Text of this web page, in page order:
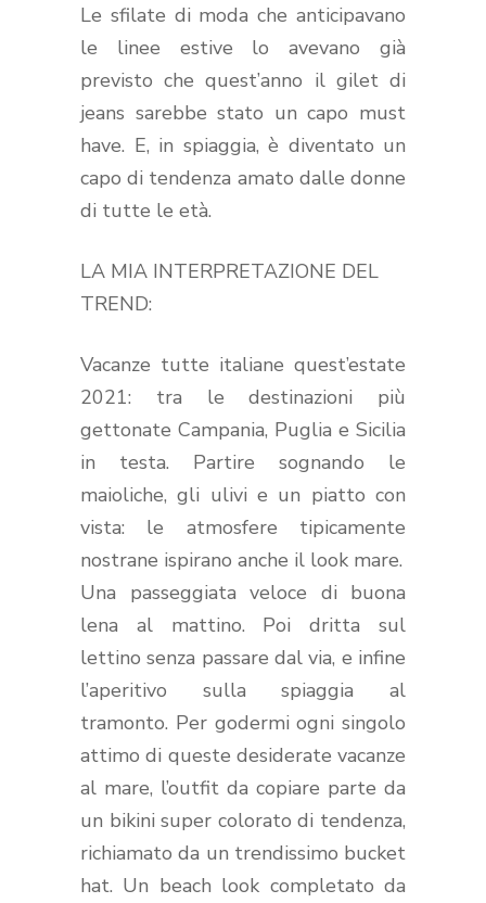
Le sfilate di moda che anticipavano
le linee estive lo avevano già
previsto che quest’anno il gilet di
jeans sarebbe stato un capo must
have. E, in spiaggia, è diventato un
capo di tendenza amato dalle donne
di tutte le età.
LA MIA INTERPRETAZIONE DEL
TREND:
Vacanze tutte italiane quest’estate
2021: tra le destinazioni più
gettonate Campania, Puglia e Sicilia
in testa. Partire sognando le
maioliche, gli ulivi e un piatto con
vista: le atmosfere tipicamente
nostrane ispirano anche il look mare.
Una passeggiata veloce di buona
lena al mattino. Poi dritta sul
lettino senza passare dal via, e infine
l’aperitivo sulla spiaggia al
tramonto. Per godermi ogni singolo
attimo di queste desiderate vacanze
al mare, l’outfit da copiare parte da
un bikini super colorato di tendenza,
richiamato da un trendissimo bucket
hat. Un beach look completato da